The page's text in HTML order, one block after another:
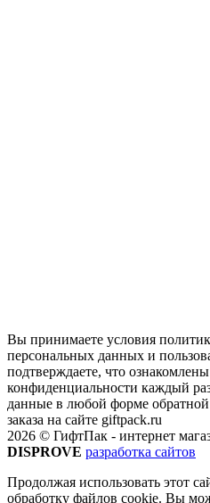
Вы принимаете условия
персональных данных и
подтверждаете, что
конфиденциальности каждый
данные в любой форме
заказа на сайте giftpack.ru
2026 © ГифтПак - интернет
DISPROVE разработка сайтов
Продолжая использовать этот
обработку файлов cookie. Вы